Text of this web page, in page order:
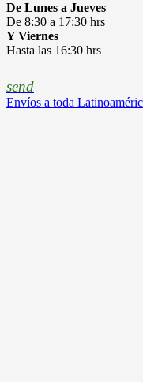
De Lunes a Jueves
De 8:30 a 17:30 hrs
Y Viernes
Hasta las 16:30 hrs
send
Envíos a toda